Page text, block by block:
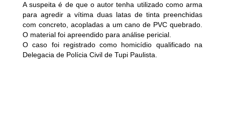
A suspeita é de que o autor tenha utilizado como arma
para agredir a vítima duas latas de tinta preenchidas
com concreto, acopladas a um cano de PVC quebrado.
O material foi apreendido para análise pericial.
O caso foi registrado como homicídio qualificado na
Delegacia de Polícia Civil de Tupi Paulista.